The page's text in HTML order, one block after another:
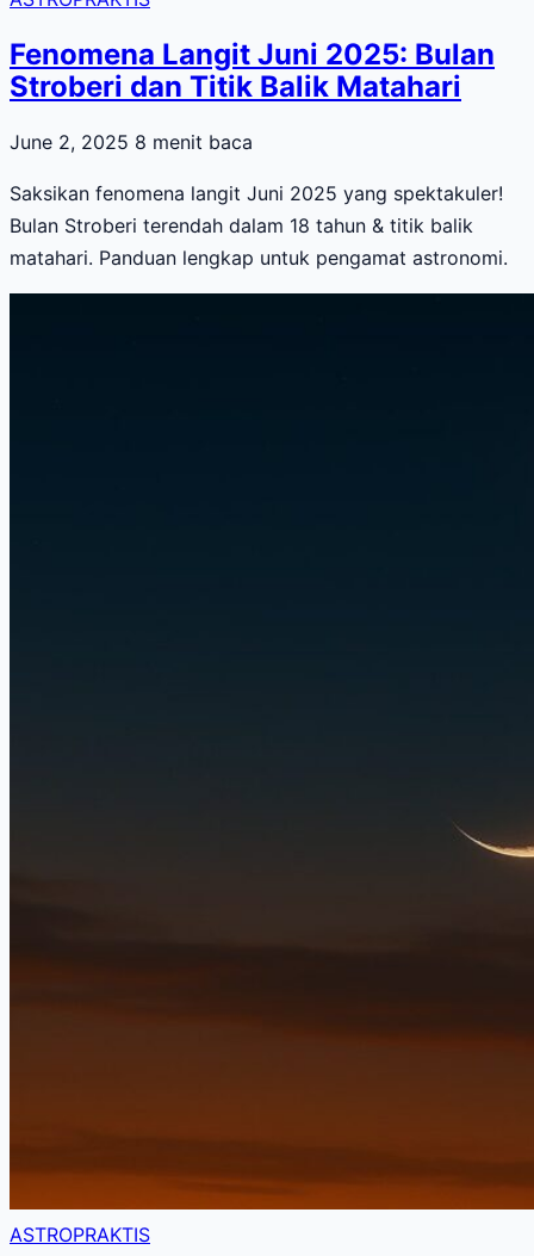
Fenomena Langit Juni 2025: Bulan
Stroberi dan Titik Balik Matahari
June 2, 2025 8 menit baca
Saksikan fenomena langit Juni 2025 yang spektakuler!
Bulan Stroberi terendah dalam 18 tahun & titik balik
matahari. Panduan lengkap untuk pengamat astronomi.
ASTROPRAKTIS